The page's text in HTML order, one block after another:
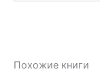
Похожие книги